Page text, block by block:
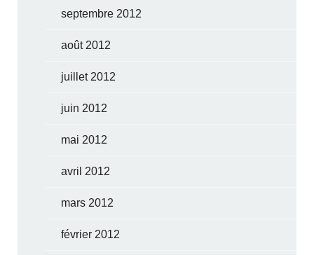
septembre 2012
août 2012
juillet 2012
juin 2012
mai 2012
avril 2012
mars 2012
février 2012